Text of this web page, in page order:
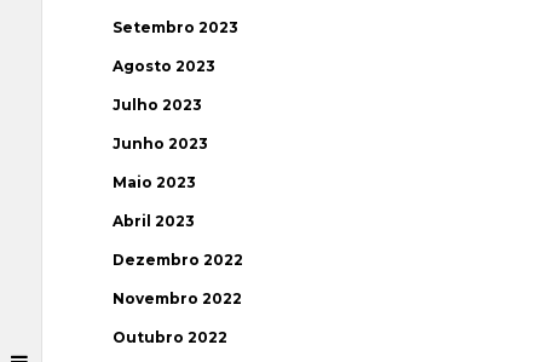
Setembro 2023
Agosto 2023
Julho 2023
Junho 2023
Maio 2023
Abril 2023
Dezembro 2022
Novembro 2022
Outubro 2022